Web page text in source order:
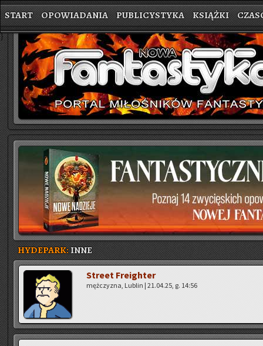
START OPOWIADANIA PUBLICYSTYKA KSIĄŻKI
}
HYDEPARK:INNE
Stre­et Fre­igh­ter
męż­czy­zna, Lu­blin | 21.04.25, g. 14:56